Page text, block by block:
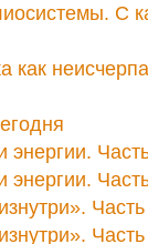
С
как
энергии.
энергии.